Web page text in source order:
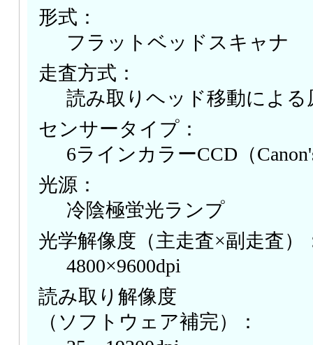
形式：
フラットベッドスキャナ
走査方式：
読み取りヘッド移動による
センサータイプ：
6ラインカラーCCD（
光源：
冷陰極蛍光ランプ
光学解像度（主走査×副走査）
4800×9600dpi
読み取り解像度
（ソフトウェア補完）：